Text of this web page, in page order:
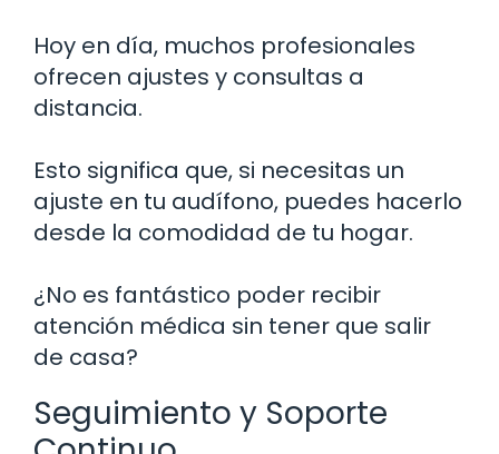
Hoy en día, muchos profesionales
ofrecen ajustes y consultas a
distancia.
Esto significa que, si necesitas un
ajuste en tu audífono, puedes hacerlo
desde la comodidad de tu hogar.
¿No es fantástico poder recibir
atención médica sin tener que salir
de casa?
Seguimiento y Soporte